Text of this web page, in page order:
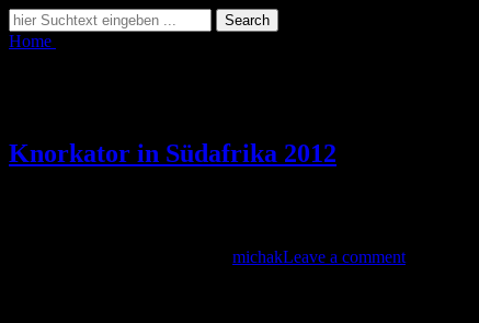
Search
for:
Search
Home
Knorkator in Südafrika 2012
by
michakLeave a comment